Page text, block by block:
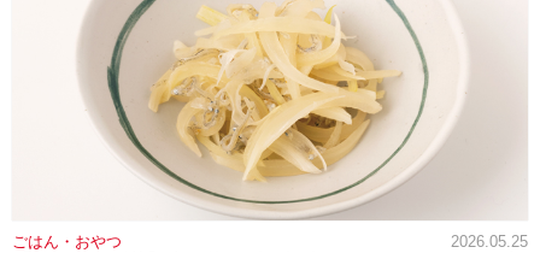
ごはん・おやつ 2026.05.25